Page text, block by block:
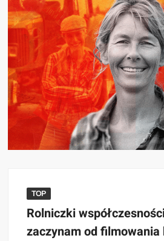
TOP
Rolniczki
zaczynam od filmowania